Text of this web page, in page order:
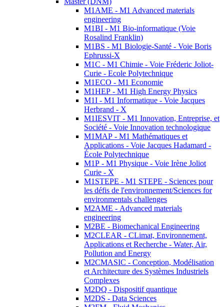
M1AME - M1 Advanced materials
engineering
M1BI - M1 Bio-informatique (Voie
Rosalind Franklin)
M1BS - M1 Biologie-Santé - Voie Boris
Ephrussi-X
M1C - M1 Chimie - Voie Fréderic Joliot-
Curie - Ecole Polytechnique
M1ECO - M1 Economie
M1HEP - M1 High Energy Physics
M1I - M1 Informatique - Voie Jacques
Herbrand - X
M1IESVIT - M1 Innovation, Entreprise, et
Société - Voie Innovation technologique
M1MAP - M1 Mathématiques et
Applications - Voie Jacques Hadamard -
École Polytechnique
M1P - M1 Physique - Voie Irène Joliot
Curie - X
M1STEPE - M1 STEPE - Sciences pour
les défis de l'environnement/Sciences for
environmentals challenges
M2AME - Advanced materials
engineering
M2BE - Biomechanical Engineering
M2CLEAR - CLimat, Environnement,
Applications et Recherche - Water, Air,
Pollution and Energy
M2CMASIC - Conception, Modélisation
et Architecture des Systèmes Industriels
Complexes
M2DQ - Dispositif quantique
M2DS - Data Sciences